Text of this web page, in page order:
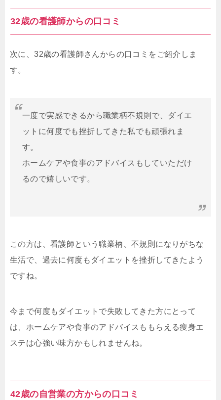
32歳の看護師からの口コミ
次に、32歳の看護師さんからの口コミをご紹介しま
す。
一度で実感できるから職業柄不規則で、ダイエ
ットに何度でも挫折してきた私でも頑張れま
す。
ホームケアや食事のアドバイスもしていただけ
るので嬉しいです。
この方は、看護師という職業柄、不規則になりがちな
生活で、過去に何度もダイエットを挫折してきたよう
ですね。
今まで何度もダイエットで失敗してきた方にとって
は、ホームケアや食事のアドバイスももらえる痩身エ
ステは心強い味方かもしれませんね。
42歳の自営業の方からの口コミ